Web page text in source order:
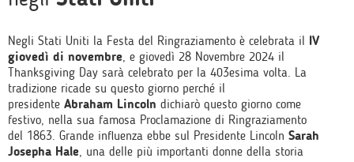
Negli Stati Uniti la Festa del Ringraziamento è celebrata il IV
giovedì di novembre, e giovedì 28 Novembre 2024 il
Thanksgiving Day sarà celebrato per la 403esima volta. La
tradizione ricade su questo giorno perché il
presidente Abraham Lincoln dichiarò questo giorno come
festivo, nella sua famosa Proclamazione di Ringraziamento
del 1863. Grande influenza ebbe sul Presidente Lincoln Sarah
Josepha Hale, una delle più importanti donne della storia